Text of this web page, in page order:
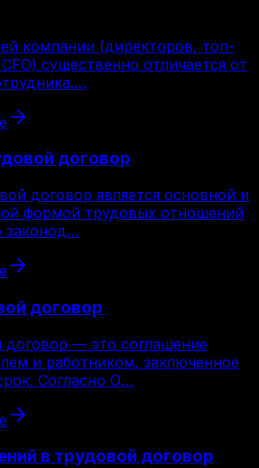
компании (директоров, топ-
существенно отличается от
договор
договор является основной и
формой трудовых отношений
законод…
договор
— это соглашение
и работником, заключенное
Согласно О…
в трудовой договор